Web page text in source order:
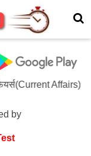
Affairs)-
by